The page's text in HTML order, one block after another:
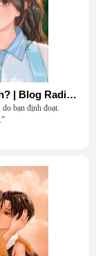
Bạn đã đánh đổi điều gì để trưởng thành? | Blog Radio 906
bạn định đoạt.